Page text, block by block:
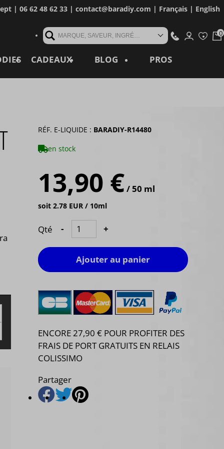
| 06 62 48 62 33 | contact@baradiy.com | Français| English
MARQUE, SAVEUR, INGRÉDIENT, RÉFÉRENCE, MOT CLÉ...
CADEAUX BLOG PROS
RÉF. E-LIQUIDE : BARADIY-R14480
en stock
13,90 €/ 50 ml
soit 2.78 EUR / 10ml
Qté - +
Ajouter au panier
ENCORE 27,90 € POUR PROFITER DES
FRAIS DE PORT GRATUITS EN RELAIS
COLISSIMO
Partager